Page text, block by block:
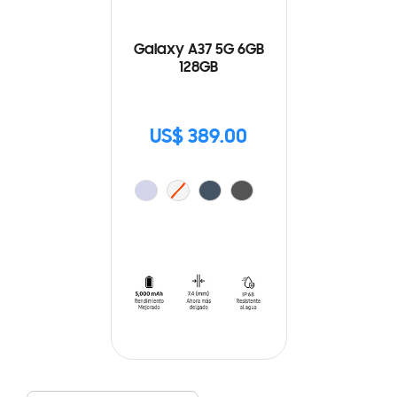
Galaxy A37 5G 6GB
128GB
US$ 389.00